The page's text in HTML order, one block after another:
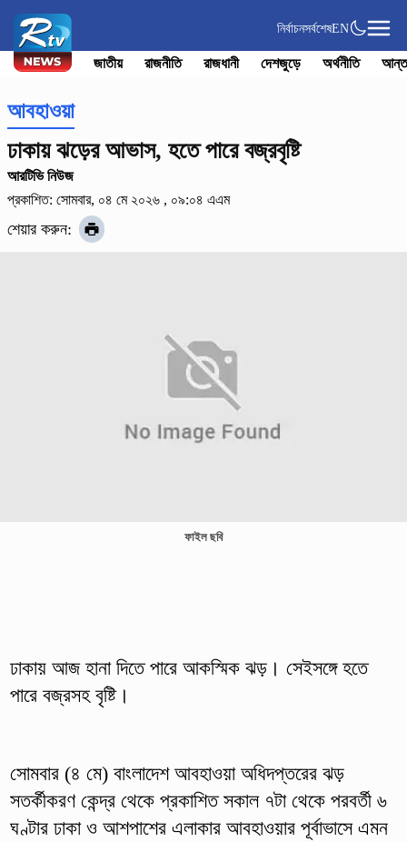
নির্বাচনসর্বশেষEN
জাতীয় রাজনীতি রাজধানী দেশজুড়ে অর্থনীতি
আবহাওয়া
ঢাকায় ঝড়ের আভাস, হতে পারে বজ্রবৃষ্টি
আরটিভি নিউজ
প্রকাশিত: সোমবার, ০৪ মে ২০২৬ , ০৯:০৪ এএম
শেয়ার করুন:
ফাইল ছবি
ঢাকায় আজ হানা দিতে পারে আকস্মিক ঝড়। সেইসঙ্গে হতে
পারে বজ্রসহ বৃষ্টি।
সোমবার (৪ মে) বাংলাদেশ আবহাওয়া অধিদপ্তরের ঝড়
সতর্কীকরণ কেন্দ্র থেকে প্রকাশিত সকাল ৭টা থেকে পরবর্তী ৬
ঘণ্টার ঢাকা ও আশপাশের এলাকার আবহাওয়ার পূর্বাভাসে এমন